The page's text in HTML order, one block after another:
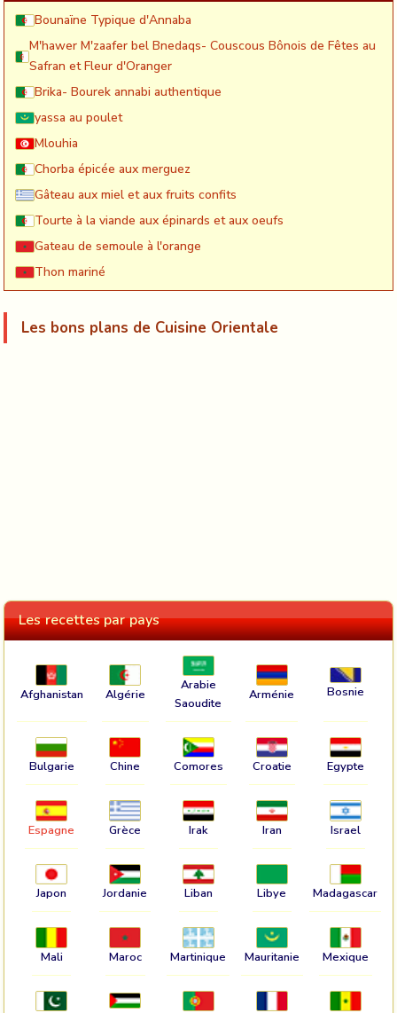
Bounaïne Typique d'Annaba
M'hawer M'zaafer bel Bnedaqs- Couscous Bônois de Fêtes au
Safran et Fleur d'Oranger
Brika- Bourek annabi authentique
yassa au poulet
Mlouhia
Chorba épicée aux merguez
Gâteau aux miel et aux fruits confits
Tourte à la viande aux épinards et aux oeufs
Gateau de semoule à l'orange
Thon mariné
Les bons plans de Cuisine Orientale
Les recettes par pays
Afghanistan Algérie
Arabie
Saoudite
Arménie Bosnie
Bulgarie Chine Comores Croatie Egypte
Espagne Grèce Irak Iran Israel
Japon Jordanie Liban Libye Madagascar
Mali Maroc Martinique Mauritanie Mexique